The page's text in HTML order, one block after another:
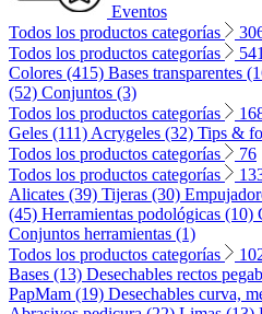
Eventos
Todos los productos categorías
Todos los productos categorías
541
Colores (415) Bases transparentes
(52) Conjuntos (3)
Todos los productos categorías
Geles (111) Acrygeles (32) Tips &
Todos los productos categorías
76
Todos los productos categorías
Alicates (39) Tijeras (30)
(45) Herramientas podológicas (10)
Conjuntos herramientas (1)
Todos los productos categorías
Bases (13) Desechables rectos
PapMam (19) Desechables curva,